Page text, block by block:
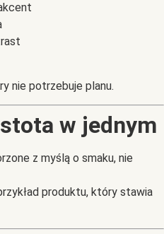
nie potrzebuje planu.
w jednym
z myślą o smaku, nie
produktu, który stawia